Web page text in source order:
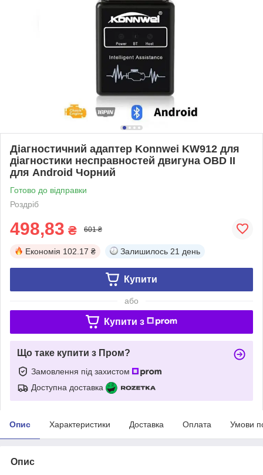
Діагностичний адаптер Konnwei KW912 для
діагностики несправностей двигуна OBD II
для Android Чорний
Готово до відправки
Роздріб
498,83 ₴ 601 ₴
Економія 102.17 ₴ Залишилось 21 день
Купити
або
Купити з
Що таке купити з Пром?
Замовлення під захистом
Доступна доставка
Опис Характеристики Доставка Оплата Умови
Опис